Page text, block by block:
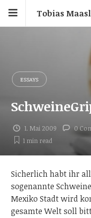
Tobias
ESSAYS
1. Mai 2009 0
1 minread
Sicherlich habt ihr
sogenannte
Mexiko Stadt wird
gesamte Welt soll